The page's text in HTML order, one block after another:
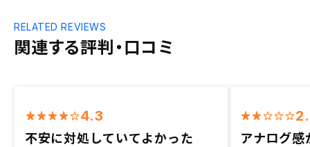
関連する評判・口コミ
RELATED REVIEWS
4.3
不安に対処していてよかった アナログ